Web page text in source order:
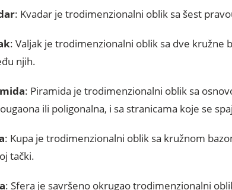
: Kvadar je trodimenzionalni oblik sa šest
: Valjak je trodimenzionalni oblik sa dve kružne
njih.
: Piramida je trodimenzionalni oblik sa
ili poligonalna, i sa stranicama koje se
: Kupa je trodimenzionalni oblik sa kružnom
tački.
: Sfera je savršeno okrugao trodimenzionalni